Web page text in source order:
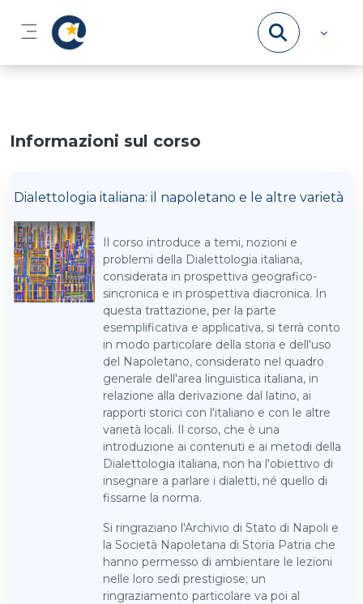
Pannello laterale
Informazioni sul corso
Dialettologia italiana: il napoletano e le altre varietà
Il corso introduce a temi, nozioni e
problemi della Dialettologia italiana,
considerata in prospettiva geografico-
sincronica e in prospettiva diacronica. In
questa trattazione, per la parte
esemplificativa e applicativa, si terrà conto
in modo particolare della storia e dell'uso
del Napoletano, considerato nel quadro
generale dell'area linguistica italiana, in
relazione alla derivazione dal latino, ai
rapporti storici con l'italiano e con le altre
varietà locali. Il corso, che è una
introduzione ai contenuti e ai metodi della
Dialettologia italiana, non ha l'obiettivo di
insegnare a parlare i dialetti, né quello di
fissarne la norma.
Si ringraziano l'Archivio di Stato di Napoli e
la Società Napoletana di Storia Patria che
hanno permesso di ambientare le lezioni
nelle loro sedi prestigiose; un
ringraziamento particolare va poi al